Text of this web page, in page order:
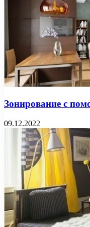
Зонирование с
09.12.2022